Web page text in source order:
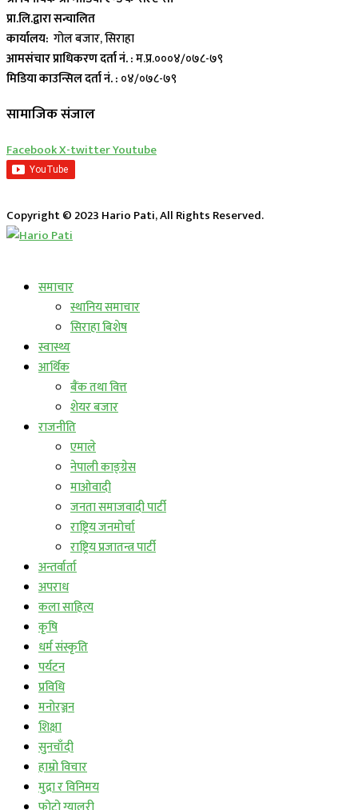
प्रा.लि.द्वारा सन्चालित
कार्यालय: गोल बजार, सिराहा
आमसंचार प्राधिकरण दर्ता नं. :म.प्र.०००४/०७८-७९
मिडिया काउन्सिल दर्ता नं. : ०४/०७८-७९
सामाजिक संजाल
FacebookX-twitterYoutube
Copyright © 2023 Hario Pati, All Rights Reserved.
समाचार
स्थानिय समाचार
सिराहा बिशेष
स्वास्थ्य
आर्थिक
बैंक तथा वित्त
शेयर बजार
राजनीति
एमाले
नेपाली काङ्ग्रेस
माओवादी
जनता समाजवादी पार्टी
राष्ट्रिय जनमोर्चा
राष्ट्रिय प्रजातन्त्र पार्टी
अन्तर्वार्ता
अपराध
कला साहित्य
कृषि
धर्म संस्कृति
पर्यटन
प्रविधि
मनोरञ्जन
शिक्षा
सुनचाँदी
हाम्रो विचार
मुद्रा र विनिमय